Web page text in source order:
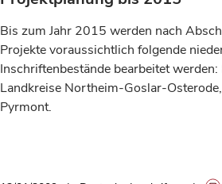
Bis zum Jahr 2015 werden nach
Projekte voraussichtlich folgende
Inschriftenbestände bearbeitet
Landkreise Northeim-Goslar-
Pyrmont.